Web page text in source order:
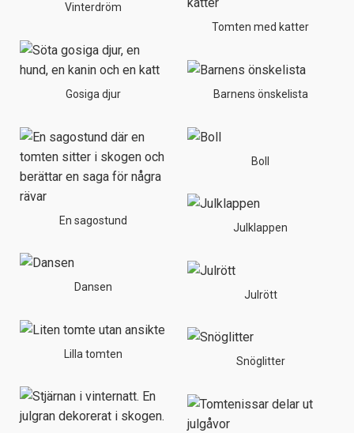
Vinterdröm
Gosiga djur
En sagostund
Dansen
Lilla tomten
Tomten med katter
Barnens önskelista
Boll
Julklappen
Julrött
Snöglitter